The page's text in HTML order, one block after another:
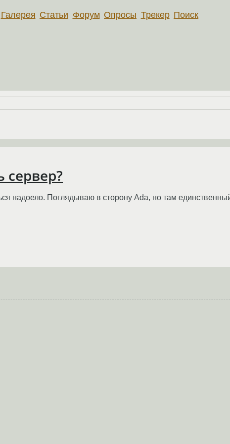
Галерея Статьи Форум Опросы Трекер Поиск
сервер?
надоело. Поглядываю в сторону Ada, но там